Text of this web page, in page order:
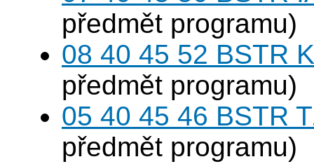
předmět programu)
08 40 45 52 BSTR
předmět programu)
05 40 45 46 BSTR
předmět programu)